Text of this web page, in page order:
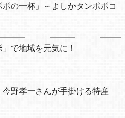
の一杯」～よしかタンポポコ
」で地域を元気に！
野孝一さんが手掛ける特産